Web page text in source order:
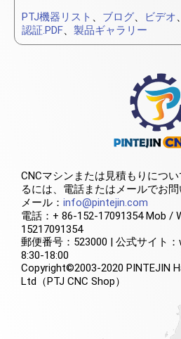
PTJ機器リスト 、 ブログ、 ビデオ、
認証.PDF、 製品ギャラリー
CNCマシンまたは見積もりにつ
るには、電話またはメールでお問
メール： info@pintejin.com
電話：+ 86-152-17091354 Mob /
15217091354
郵便番号：523000 | 公式サイト
8:30-18:00
Copyright©2003-2020 PINTEJIN
Ltd（PTJ CNC Shop）